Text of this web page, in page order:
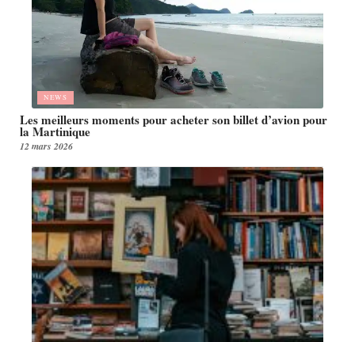
NEWS
Les meilleurs moments pour acheter son billet d’avion pour
la Martinique
12 mars 2026